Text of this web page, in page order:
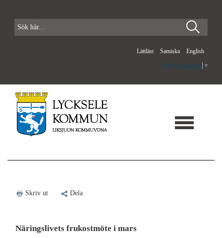
Lättläst Samiska English
Select Language ▼
Skriv ut Dela
Näringslivets frukostmöte i mars